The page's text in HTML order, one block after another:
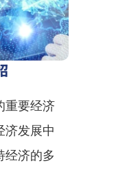
重要经济
济发展中
经济的多